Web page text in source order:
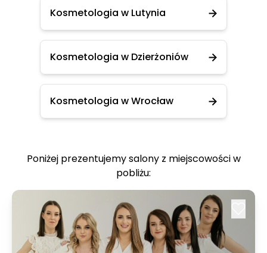
Kosmetologia w Lutynia
Kosmetologia w Dzierżoniów
Kosmetologia w Wrocław
Poniżej prezentujemy salony z miejscowości w
pobliżu: